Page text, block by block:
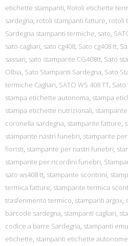
etichette stampanti, Rotoli etichette
sardegna, rotoli stampanti fatture, rotoli
Sardegna stampanti termiche, sato,
sato cagliari, sato cg408, Sato cg408 tt,
sassari, sato stampante CG408tt, Sato
Olbia, Sato Stampanti Sardegna, Sato
termiche Cagliari, SATO WS 408 TT, Sato
stampa etichette autonoma, stampa
stampa etichette nutrizionali,
coronella sardegna, stampante fatture,
stampante nastri funebri, stampante
fioristi, stampante per nastri funebri,
stampante per ricordini funebri,
sato ws408 tt, stampante scontrini,
termica fatture, stampante termica
trasferimento termico, stampanti argox,
barcode sardegna, stampanti cagliari,
codice a barre Sardegna, stampanti
etichette, stampanti etichette autonome